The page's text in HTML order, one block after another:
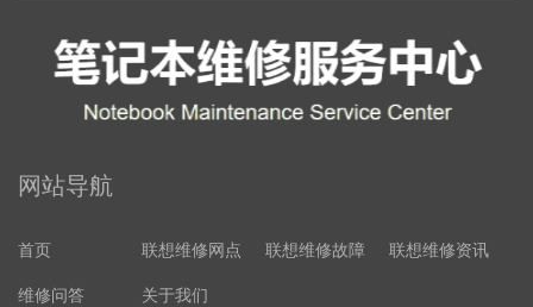
网站导航
首页 联想维修网点 联想维修故障 联想维修资讯
维修问答 关于我们